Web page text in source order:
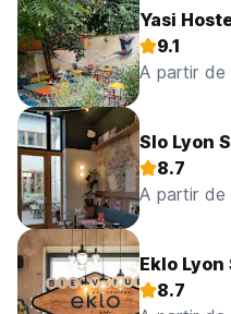
Yasi
9.1
A partir
Slo Lyon
8.7
A partir de
Eklo
8.7